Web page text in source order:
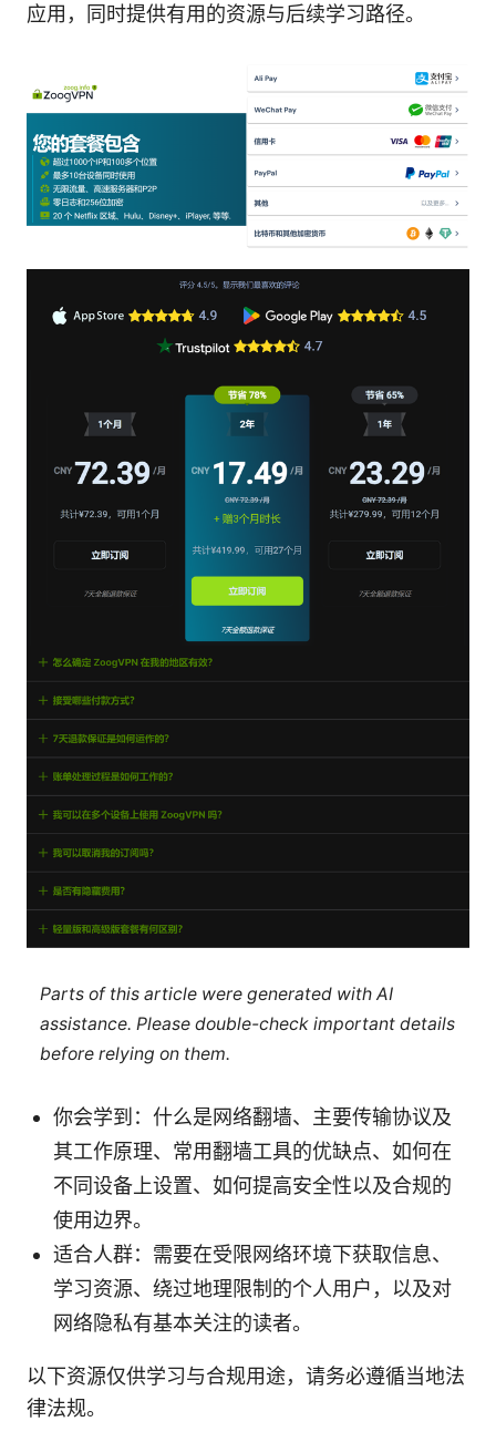
应用，同时提供有用的资源与后续学习路径。
Parts of this article were generated with AI
assistance. Please double-check important details
before relying on them.
你会学到：什么是网络翻墙、主要传输协议及
其工作原理、常用翻墙工具的优缺点、如何在
不同设备上设置、如何提高安全性以及合规的
使用边界。
适合人群：需要在受限网络环境下获取信息、
学习资源、绕过地理限制的个人用户，以及对
网络隐私有基本关注的读者。
以下资源仅供学习与合规用途，请务必遵循当地法
律法规。